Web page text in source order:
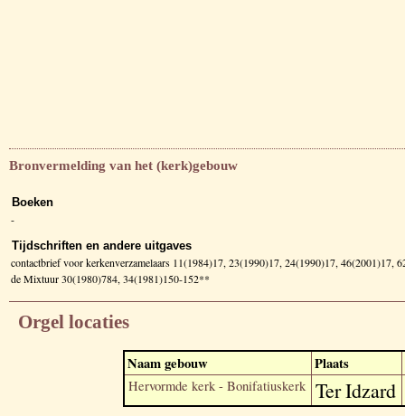
Bronvermelding van het (kerk)gebouw
Boeken
-
Tijdschriften en andere uitgaves
contactbrief voor kerkenverzamelaars 11(1984)17, 23(1990)17, 24(1990)17, 46(2001)17,
de Mixtuur 30(1980)784, 34(1981)150-152**
Orgel locaties
Naam gebouw Plaats
Hervormde kerk - Bonifatiuskerk Ter Idzard